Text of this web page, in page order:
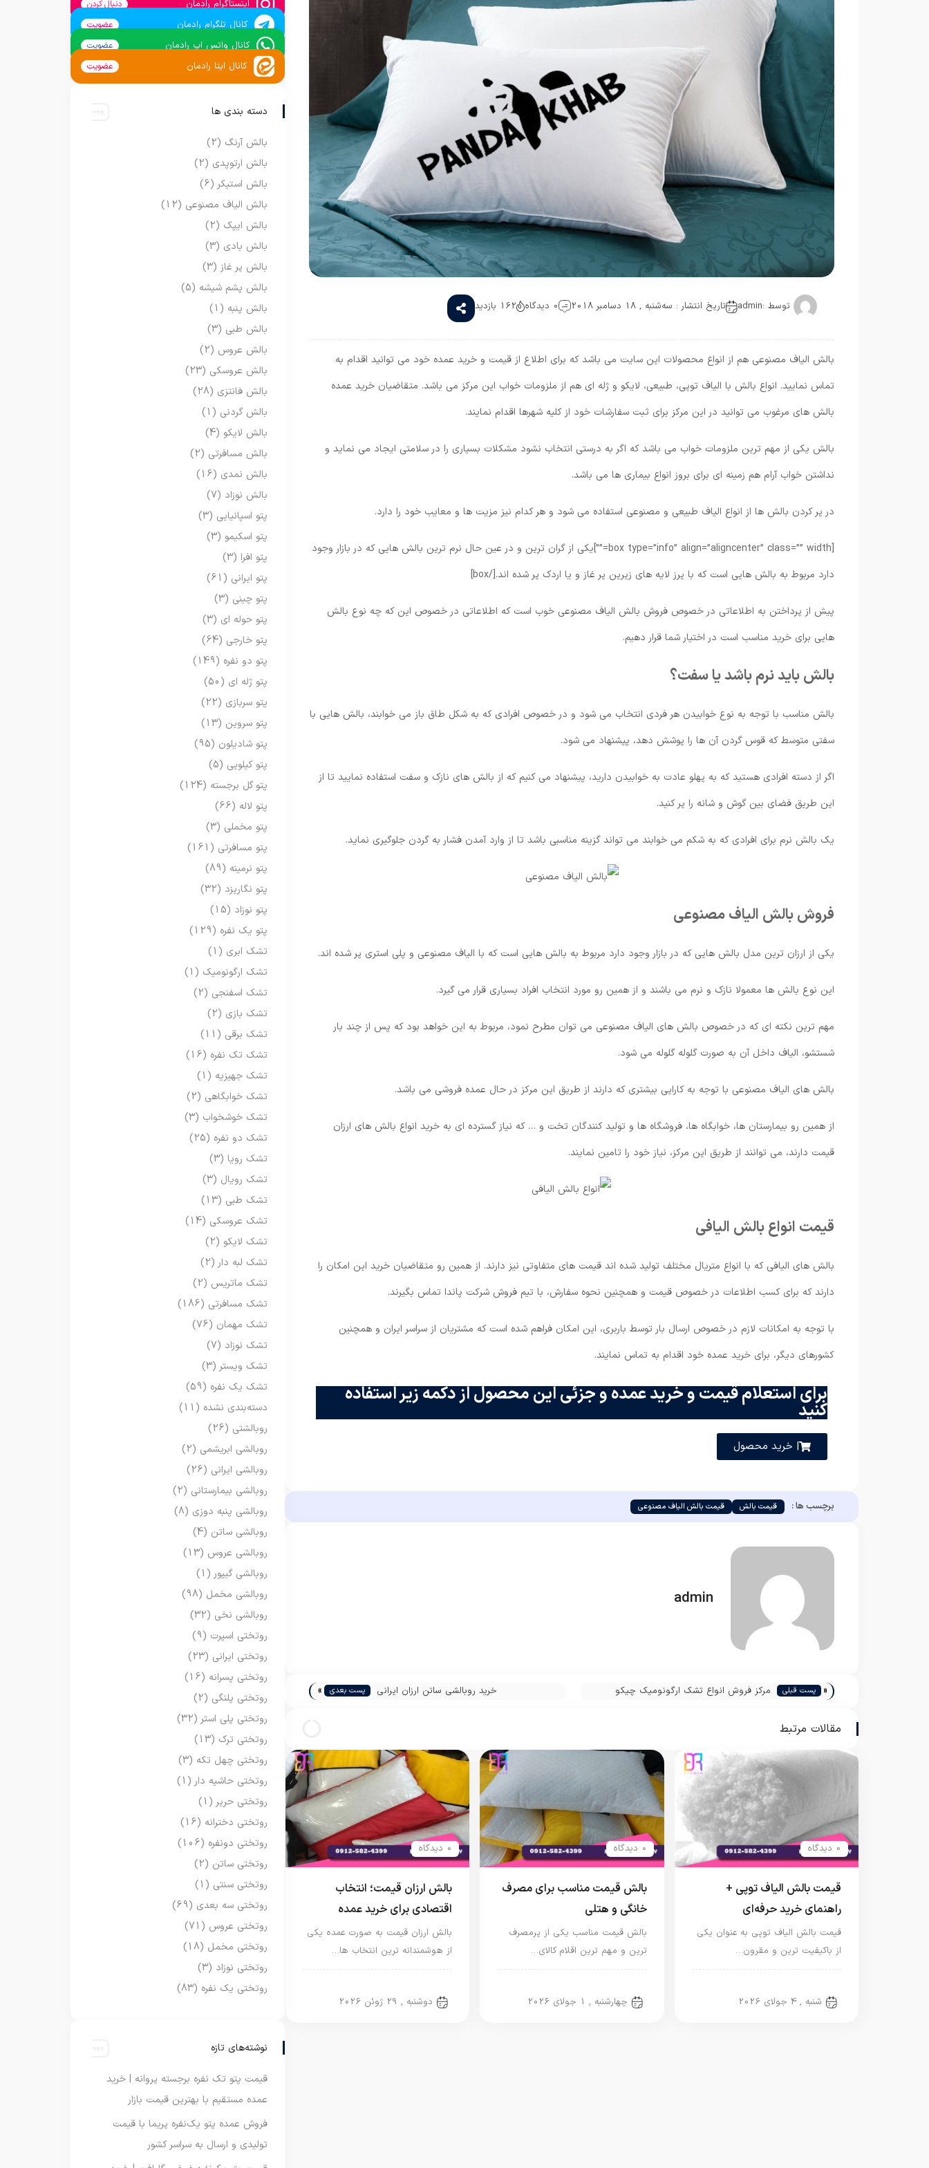
توسط :admin تاریخ انتشار : سه‌شنبه , 18 دسامبر 2018 0 دیدگاه 162 بازدید
بالش الیاف مصنوعی هم از انواع محصولات این سایت می باشد که برای اطلاع از قیمت و خرید عمده خود می توانید اقدام به
تماس نمایید. انواع بالش با الیاف توپی، طبیعی، لایکو و ژله ای هم از ملزومات خواب این مرکز می باشد. متقاضیان خرید عمده
بالش های مرغوب می توانید در این مرکز برای ثبت سفارشات خود از کلیه شهرها اقدام نمایند.
بالش یکی از مهم ترین ملزومات خواب می باشد که اگر به درستی انتخاب نشود مشکلات بسیاری را در سلامتی ایجاد می نماید و
نداشتن خواب آرام هم زمینه ای برای بروز انواع بیماری ها می باشد.
در پر کردن بالش ها از انواع الیاف طبیعی و مصنوعی استفاده می شود و هر کدام نیز مزیت ها و معایب خود را دارد.
[box type=”info” align=”aligncenter” class=”” width=””]یکی از گران ترین و در عین حال نرم ترین بالش هایی که در بازار وجود
دارد مربوط به بالش هایی است که با پرز لایه های زیرین پر غاز و یا اردک پر شده اند.[/box]
پیش از پرداختن به اطلاعاتی در خصوص فروش بالش الیاف مصنوعی خوب است که اطلاعاتی در خصوص این که چه نوع بالش
هایی برای خرید مناسب است در اختیار شما قرار دهیم.
بالش باید نرم باشد یا سفت؟
بالش مناسب با توجه به نوع خوابیدن هر فردی انتخاب می شود و در خصوص افرادی که به شکل طاق باز می خوابند، بالش هایی با
سفتی متوسط که قوس گردن آن ها را پوشش دهد، پیشنهاد می شود.
اگر از دسته افرادی هستید که به پهلو عادت به خوابیدن دارید، پیشنهاد می کنیم که از بالش های نازک و سفت استفاده نمایید تا از
این طریق فضای بین گوش و شانه را پر کنید.
یک بالش نرم برای افرادی که به شکم می خوابند می تواند گزینه مناسبی باشد تا از وارد آمدن فشار به گردن جلوگیری نماید.
فروش بالش الیاف مصنوعی
یکی از ارزان ترین مدل بالش هایی که در بازار وجود دارد مربوط به بالش هایی است که با الیاف مصنوعی و پلی استری پر شده اند.
این نوع بالش ها معمولا نازک و نرم می باشند و از همین رو مورد انتخاب افراد بسیاری قرار می گیرد.
مهم ترین نکته ای که در خصوص بالش های الیاف مصنوعی می توان مطرح نمود، مربوط به این خواهد بود که پس از چند بار
شستشو، الیاف داخل آن به صورت گلوله گلوله می شود.
بالش های الیاف مصنوعی با توجه به کارایی بیشتری که دارند از طریق این مرکز در حال عمده فروشی می باشد.
از همین رو بیمارستان ها، خوابگاه ها، فروشگاه ها و تولید کنندگان تخت و … که نیاز گسترده ای به خرید انواع بالش های ارزان
قیمت دارند، می توانند از طریق این مرکز، نیاز خود را تامین نمایند.
قیمت انواع بالش الیافی
بالش های الیافی که با انواع متریال مختلف تولید شده اند قیمت های متفاوتی نیز دارند. از همین رو متقاضیان خرید این امکان را
دارند که برای کسب اطلاعات در خصوص قیمت و همچنین نحوه سفارش، با تیم فروش شرکت پاندا تماس بگیرند.
با توجه به امکانات لازم در خصوص ارسال بار توسط باربری، این امکان فراهم شده است که مشتریان از سراسر ایران و همچنین
کشورهای دیگر، برای خرید عمده خود اقدام به تماس نمایند.
برای استعلام قیمت و خرید عمده و جزئی این محصول از دکمه زیر استفاده
کنید
| خرید محصول
برچسب ها : قیمت بالش قیمت بالش الیاف مصنوعی
admin
« پست قبلی مرکز فروش انواع تشک ارگونومیک چیکو خرید روبالشی ساتن ارزان ایرانی پست بعدی »
مقالات مرتبط
0 دیدگاه
قیمت بالش الیاف توپی +
راهنمای خرید حرفه‌ای
قیمت بالش الیاف توپی به عنوان یکی
از باکیفیت ترین و مقرون…
شنبه , 4 جولای 2026
0 دیدگاه
بالش قیمت مناسب برای مصرف
خانگی و هتلی
بالش قیمت مناسب یکی از پرمصرف
ترین و مهم ترین اقلام کالای…
چهارشنبه , 1 جولای 2026
0 دیدگاه
بالش ارزان قیمت؛ انتخاب
اقتصادی برای خرید عمده
بالش ارزان قیمت به صورت عمده یکی
از هوشمندانه ترین انتخاب ها…
دوشنبه , 29 ژوئن 2026
اینستاگرام رادمان دنبال کردن
کانال تلگرام رادمان عضویت
کانال واتس اپ رادمان عضویت
کانال ایتا رادمان عضویت
دسته بندی ها
بالش آرنگ (2)
بالش ارتوپدی (2)
بالش استیکر (6)
بالش الیاف مصنوعی (12)
بالش ایپک (2)
بالش بادی (3)
بالش پر غاز (3)
بالش پشم شیشه (5)
بالش پنبه (1)
بالش طبی (3)
بالش عروس (2)
بالش عروسکی (23)
بالش فانتزی (28)
بالش گردنی (1)
بالش لایکو (4)
بالش مسافرتی (2)
بالش نمدی (16)
بالش نوزاد (7)
پتو اسپانیایی (3)
پتو اسکیمو (3)
پتو افرا (3)
پتو ایرانی (61)
پتو چینی (3)
پتو حوله ای (3)
پتو خارجی (64)
پتو دو نفره (149)
پتو ژله ای (50)
پتو سربازی (22)
پتو سروین (13)
پتو شادیلون (95)
پتو کیلویی (5)
پتو گل برجسته (124)
پتو لاله (66)
پتو مخملی (3)
پتو مسافرتی (161)
پتو نرمینه (89)
پتو نگاریزد (32)
پتو نوزاد (15)
پتو یک نفره (129)
تشک ابری (1)
تشک ارگونومیک (1)
تشک اسفنجی (2)
تشک بازی (2)
تشک برقی (11)
تشک تک نفره (16)
تشک جهیزیه (1)
تشک خوابگاهی (2)
تشک خوشخواب (3)
تشک دو نفره (25)
تشک رویا (3)
تشک رویال (3)
تشک طبی (13)
تشک عروسکی (14)
تشک لایکو (2)
تشک لبه دار (2)
تشک ماتریس (2)
تشک مسافرتی (186)
تشک مهمان (76)
تشک نوزاد (7)
تشک ویستر (3)
تشک یک نفره (59)
دسته‌بندی نشده (11)
روبالشتی (26)
روبالشی ابریشمی (2)
روبالشی ایرانی (26)
روبالشی بیمارستانی (2)
روبالشی پنبه دوزی (8)
روبالشی ساتن (4)
روبالشی عروس (13)
روبالشی گیپور (1)
روبالشی مخمل (98)
روبالشی نخی (32)
روتختی اسپرت (9)
روتختی ایرانی (23)
روتختی پسرانه (16)
روتختی پلنگی (2)
روتختی پلی استر (32)
روتختی ترک (13)
روتختی چهل تکه (3)
روتختی حاشیه دار (1)
روتختی حریر (1)
روتختی دخترانه (16)
روتختی دونفره (106)
روتختی ساتن (2)
روتختی سنتی (1)
روتختی سه بعدی (69)
روتختی عروس (71)
روتختی مخمل (18)
روتختی نوزاد (3)
روتختی یک نفره (83)
نوشته‌های تازه
قیمت پتو تک نفره برجسته پروانه | خرید
عمده مستقیم با بهترین قیمت بازار
فروش عمده پتو یک‌نفره پریما با قیمت
تولیدی و ارسال به سراسر کشور